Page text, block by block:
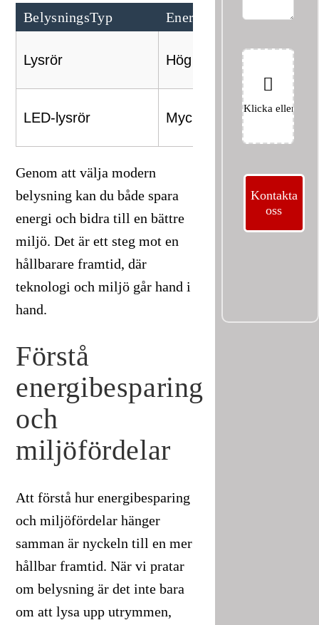
BelysningsTyp Energiförbrukning
Lysrör Hög
LED-lysrör Mycket låg
Genom att välja modern
belysning kan du både spara
energi och bidra till en bättre
miljö. Det är ett steg mot en
hållbarare framtid, där
teknologi och miljö går hand i
hand.
Förstå
energibesparing
och
miljöfördelar
Att förstå hur energibesparing
och miljöfördelar hänger
samman är nyckeln till en mer
hållbar framtid. När vi pratar
om belysning är det inte bara
om att lysa upp utrymmen,
Kontakta
oss